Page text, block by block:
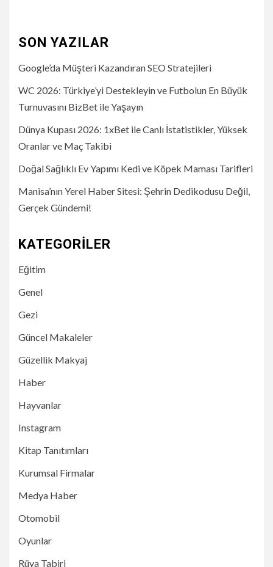
SON YAZILAR
Google’da Müşteri Kazandıran SEO Stratejileri
WC 2026: Türkiye’yi Destekleyin ve Futbolun En Büyük
Turnuvasını BizBet ile Yaşayın
Dünya Kupası 2026: 1xBet ile Canlı İstatistikler, Yüksek
Oranlar ve Maç Takibi
Doğal Sağlıklı Ev Yapımı Kedi ve Köpek Maması Tarifleri
Manisa’nın Yerel Haber Sitesi: Şehrin Dedikodusu Değil,
Gerçek Gündemi!
KATEGORILER
Eğitim
Genel
Gezi
Güncel Makaleler
Güzellik Makyaj
Haber
Hayvanlar
Instagram
Kitap Tanıtımları
Kurumsal Firmalar
Medya Haber
Otomobil
Oyunlar
Rüya Tabiri